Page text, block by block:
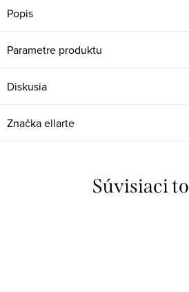
Popis
Parametre produktu
Diskusia
Značkaellarte
Súvisiaci